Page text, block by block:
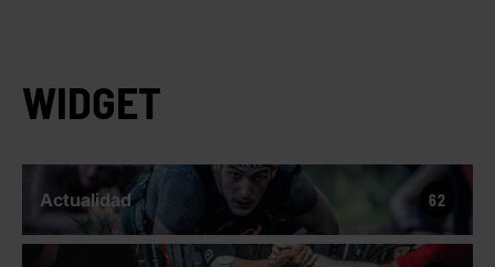
WIDGET
Actualidad 62